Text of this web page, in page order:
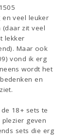
en veel leuker
zit veel
lekker
Maar ook
vond ik erg
wordt het
en
18+ sets te
geven
sets die erg